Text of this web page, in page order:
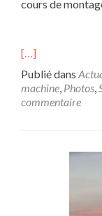
cours de
[…]
Publié dans
machine, Photos,
commentaire